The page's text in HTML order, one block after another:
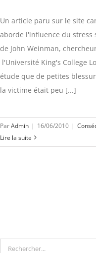
Un article paru sur le site
aborde l'influence du stress
de John Weinman,
l'Université King's College
étude que de petites
la victime était peu [...]
ParAdmin | 16/06/2010 |
Lire la suite
Rechercher